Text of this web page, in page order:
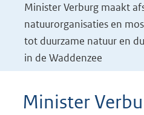
Minister Verburg maakt
natuurorganisaties en
tot duurzame natuur en
in de Waddenzee
Minister